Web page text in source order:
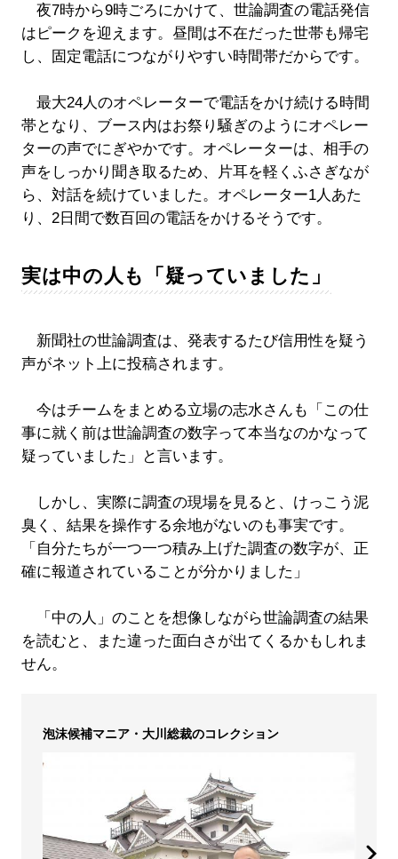
夜7時から9時ごろにかけて、世論調査の電話発信
はピークを迎えます。昼間は不在だった世帯も帰宅
し、固定電話につながりやすい時間帯だからです。
最大24人のオペレーターで電話をかけ続ける時間
帯となり、ブース内はお祭り騒ぎのようにオペレー
ターの声でにぎやかです。オペレーターは、相手の
声をしっかり聞き取るため、片耳を軽くふさぎなが
ら、対話を続けていました。オペレーター1人あた
り、2日間で数百回の電話をかけるそうです。
実は中の人も「疑っていました」
新聞社の世論調査は、発表するたび信用性を疑う
声がネット上に投稿されます。
今はチームをまとめる立場の志水さんも「この仕
事に就く前は世論調査の数字って本当なのかなって
疑っていました」と言います。
しかし、実際に調査の現場を見ると、けっこう泥
臭く、結果を操作する余地がないのも事実です。
「自分たちが一つ一つ積み上げた調査の数字が、正
確に報道されていることが分かりました」
「中の人」のことを想像しながら世論調査の結果
を読むと、また違った面白さが出てくるかもしれま
せん。
泡沫候補マニア・大川総裁のコレクション